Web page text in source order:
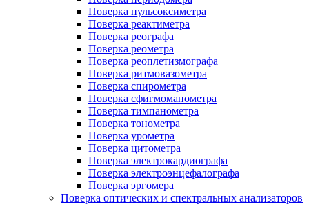
Поверка пульсоксиметра
Поверка реактиметра
Поверка реографа
Поверка реометра
Поверка реоплетизмографа
Поверка ритмовазометра
Поверка спирометра
Поверка сфигмоманометра
Поверка тимпанометра
Поверка тонометра
Поверка урометра
Поверка цитометра
Поверка электрокардиографа
Поверка электроэнцефалографа
Поверка эргомера
Поверка оптических и спектральных анализаторов